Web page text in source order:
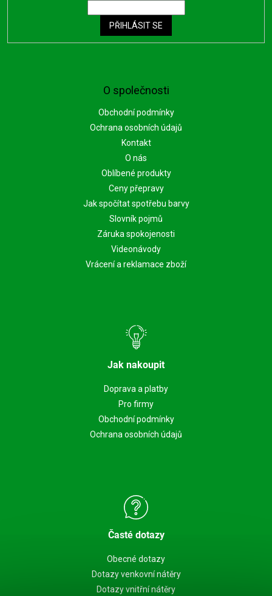
O společnosti
Obchodní podmínky
Ochrana osobních údajů
Kontakt
O nás
Oblíbené produkty
Ceny přepravy
Jak spočítat spotřebu barvy
Slovník pojmů
Záruka spokojenosti
Videonávody
Vrácení a reklamace zboží
Jak nakoupit
Doprava a platby
Pro firmy
Obchodní podmínky
Ochrana osobních údajů
Časté dotazy
Obecné dotazy
Dotazy venkovní nátěry
Dotazy vnitřní nátěry
PŘIHLÁSIT SE